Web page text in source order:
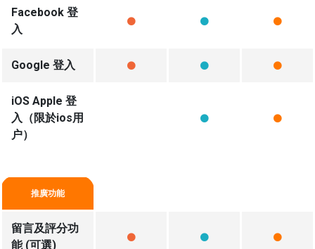
Facebook 登
入
Google 登入
iOS Apple 登
入（限於ios用
户）
推廣功能
留言及評分功
能 (可選)